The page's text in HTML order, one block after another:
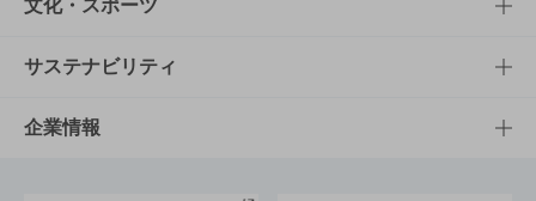
商品発売情報
栄養成分一覧
知る・楽しむTOP
キャンペーン
工場見学
文化・スポーツ
文化・スポーツTOP
サントリーホール
サステナビリティ
サステナビリティTOP
企業情報